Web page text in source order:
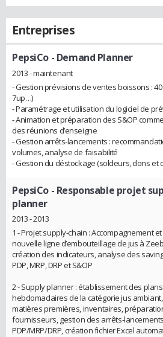
Entreprises
PepsiCo - Demand Planner
2013 - maintenant
- Gestion prévisions de ventes boissons :
7up…)
- Paramétrage et utilisation du logiciel de
- Animation et préparation des S&OP
des réunions d’enseigne
- Gestion arrêts-lancements :
volumes, analyse de faisabilité
- Gestion du déstockage (soldeurs, dons et
PepsiCo - Responsable projet
planner
2013 - 2013
1 - Projet supply-chain : Accompagnement
nouvelle ligne d’embouteillage de jus à
création des indicateurs, analyse des
PDP, MRP, DRP et S&OP
2 - Supply planner : établissement des
hebdomadaires de la catégorie jus
matières premières, inventaires,
fournisseurs, gestion des arrêts-
PDP/MRP/DRP, création fichier Excel